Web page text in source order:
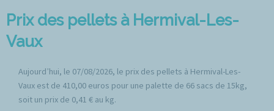
Prix des pellets à Hermival-Les-
Vaux
Aujourd’hui, le 07/08/2026, le prix des pellets à Hermival-Les-
Vaux est de 410,00 euros pour une palette de 66 sacs de 15kg,
soit un prix de 0,41 € au kg.